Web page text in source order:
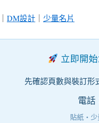
DM設計 少量名片
立即開
先確認頁數與裝訂形
電話
貼紙・